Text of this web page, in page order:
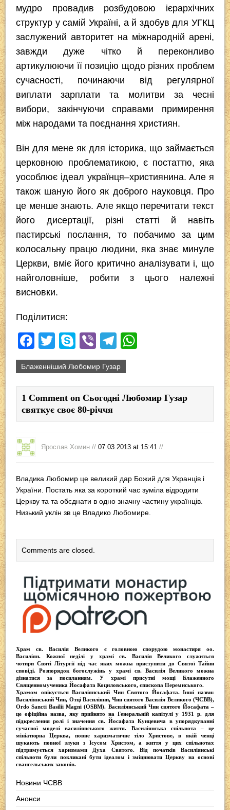
мудро провадив розбудовою ієрархічних
структур у самій Україні, а й здобув для УГКЦ
заслужений авторитет на міжнародній арені,
завжди дуже чітко й переконливо
артикулюючи її позицію щодо різних проблем
сучасності, починаючи від регулярної
виплати зарплати та молитви за чесні
вибори, закінчуючи справами примирення
між народами та поєднання християн.
Він для мене як для історика, що займається
церковною проблематикою, є постаттю, яка
уособлює ідеал українця–християнина. Але я
також шаную його як доброго науковця. Про
це менше знають. Але якщо перечитати текст
його дисертації, різні статті й навіть
пастирські послання, то побачимо за цим
колосальну працю людини, яка знає минуле
Церкви, вміє його критично аналізувати і, що
найголовніше, робити з цього належні
висновки.
Поділитися:
F
a
c
e
b
o
o
T
wi
tt
er
S
ky
p
e
Vi
b
er
T
el
e
gr
a
m
s
A
p
p
Блаженніший Любомир Гузар
1 Comment on Сьогодні Любомир Гузар
святкує своє 80-річчя
Ярослав Хомин // 07.03.2013 at 15:41 //
Владика Любомир це великий дар Божий для Укранців і
України. Постать яка за короткий час зуміла відродити
Церкву та та обєднати в одно значну частину українців.
Низький уклін зв це Владико Любомире.
Comments are closed.
Храм св. Василія Великого є головною спорудою монастиря оо.
Василіян. Кожної неділі у храмі св. Василія Великого служиться
чотириСвяті Літургії під час яких можна приступити до Святої Тайни
сповіді.Розпорядок богослужінь у храмі св. Василія Великого можна
дізнатися за посиланням. У храмі присутні мощі Блаженного
Священномученика Йосафата Коциловського, єпископа Перемиського.
Храмом опікуєтьсяВасиліянський Чин Святого Йосафата. Інші назви:
Василіянський Чин, Отці Василіяни, Чин святого Василія Великого (ЧСВВ),
Ordо Sancti Basilii Magni (OSBM). Василіянський Чин святого Йосафата –
це офіційна назва, яку прийнято на Генеральній капітулі у 1931 р. для
підкреслення ролі і значення св. Йосафата Кунцевича в упорядкуванні
сучасної моделі василіянського життя. Василіянська спільнота – це
мініатюрна Церква, повне харизматичне тіло Христове, в якій ченці
шукають повної злуки з Iсусом Христом, а життя у цих спільнотах
підтримується харизмами Духа Святого. Від початків Василіянські
спільноти були покликані бути ідеалом і зміцнювати Церкву на основі
євангельських законів.
Новини ЧСВВ
Анонси